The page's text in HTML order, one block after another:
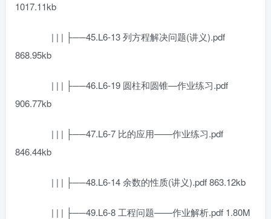
1017.11kb
| | | ├──45.L6-13 列方程解决问题(讲义).pdf
868.95kb
| | | ├──46.L6-19 圆柱和圆锥—作业练习.pdf
906.77kb
| | | ├──47.L6-7 比的应用——作业练习.pdf
846.44kb
| | | ├──48.L6-14 余数的性质(讲义).pdf 863.12kb
| | | ├──49.L6-8 工程问题——作业解析.pdf 1.80M